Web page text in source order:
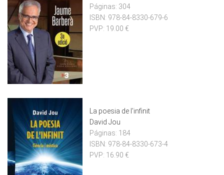
Páginas: 304
ISBN: 978-84-8330-679-6
PVP: 19.00 €
La poesia de l'infinit
David Jou
Páginas: 184
ISBN: 978-84-8330-673-4
PVP: 16.90 €